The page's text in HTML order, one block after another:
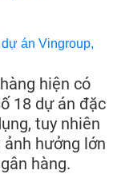
hiện có
18 dự án đặc
tuy nhiên
hưởng lớn
hàng.